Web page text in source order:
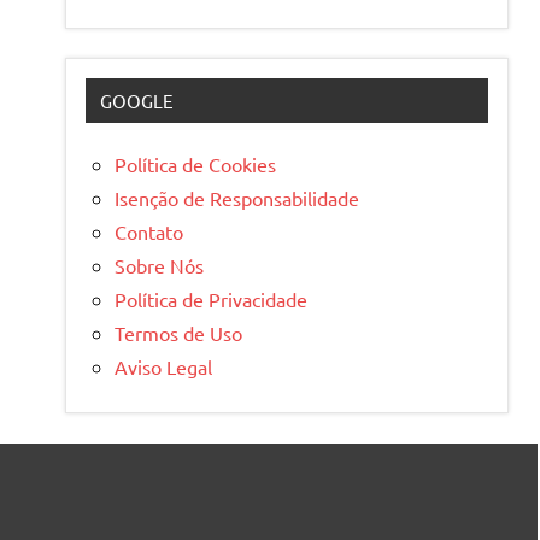
GOOGLE
Política de Cookies
Isenção de Responsabilidade
Contato
Sobre Nós
Política de Privacidade
Termos de Uso
Aviso Legal